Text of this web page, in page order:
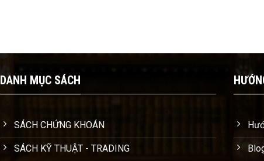
DANH MỤC SÁCH
SÁCH CHỨNG KHOÁN
SÁCH KỸ THUẬT - TRADING